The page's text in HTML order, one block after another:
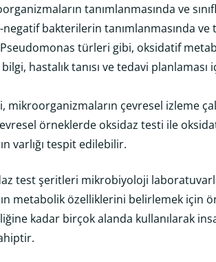
tanımlanmasında ve
bakterilerin tanımlanmasında ve
türleri gibi, oksidatif
hastalık tanısı ve tedavi
mikroorganizmaların çevresel izleme
örneklerde oksidaz testi ile
varlığı tespit edilebilir.
test şeritleri mikrobiyoloji
metabolik özelliklerini belirlemek için
kadar birçok alanda kullanılarak